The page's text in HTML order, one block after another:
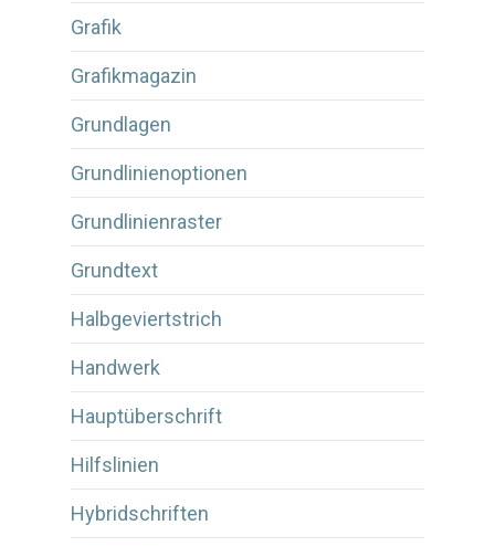
Grafik
Grafikmagazin
Grundlagen
Grundlinienoptionen
Grundlinienraster
Grundtext
Halbgeviertstrich
Handwerk
Hauptüberschrift
Hilfslinien
Hybridschriften